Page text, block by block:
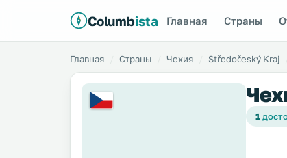
Columbista Главная Страны
Главная Страны Чехия Středočeský Kraj
1